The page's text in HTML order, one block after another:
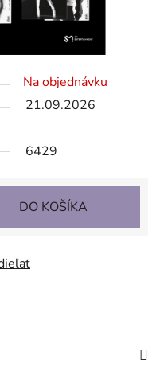
Na objednávku
21.09.2026
6429
DO KOŠÍKA